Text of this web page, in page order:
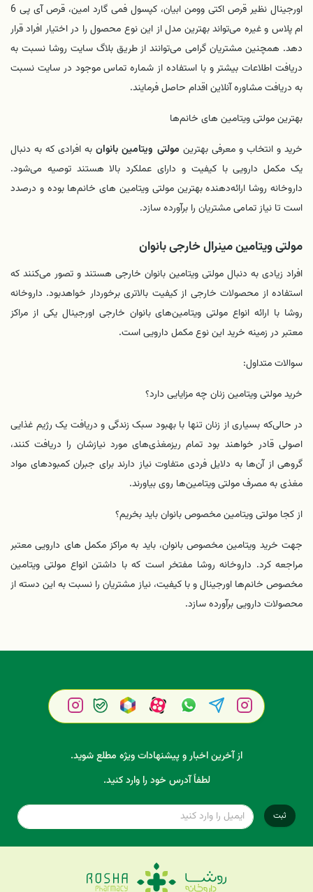
اورجینال نظیر قرص اکتی وومن ابیان، کپسول فمی گارد امین، قرص آی پی 6
ام پلاس و غیره می‌تواند بهترین مدل از این نوع محصول را در اختیار افراد قرار
دهد. همچنین مشتریان گرامی می‌توانند از طریق بلاگ سایت روشا نسبت به
دریافت اطلاعات بیشتر و با استفاده از شماره تماس موجود در سایت نسبت
به دریافت مشاوره آنلاین اقدام حاصل فرمایند.
بهترین مولتی‌ ویتامین‌ های خانم‌ها
خرید و انتخاب و معرفی بهترین مولتی ویتامین بانوانبه افرادی که به دنبال
یک مکمل دارویی با کیفیت و دارای عملکرد بالا هستند توصیه می‌شود.
داروخانه روشا ارائه‌دهنده بهترین مولتی‌ ویتامین‌ های خانم‌ها بوده و درصدد
است تا نیاز تمامی مشتریان را برآورده سازد.
مولتی ویتامین مینرال خارجی بانوان
افراد زیادی به دنبال مولتی‌ ویتامین بانوان خارجی هستند و تصور می‌کنند که
استفاده از محصولات خارجی از کیفیت بالاتری برخوردار خواهدبود. داروخانه
روشا با ارائه انواع مولتی‌ ویتامین‌های بانوان خارجی اورجینال یکی از مراکز
معتبر در زمینه خرید این نوع مکمل دارویی است.
سوالات متداول:
خریدمولتی ویتامین زنان چه مزایایی دارد؟
در حالی‌که بسیاری از زنان تنها با بهبود سبک زندگی و دریافت یک رژیم غذایی
اصولی قادر خواهند بود تمام ریزمغذی‌های مورد نیازشان را دریافت کنند،
گروهی از آن‌ها به دلایل فردی متفاوت نیاز دارند برای جبران کمبودهای مواد
مغذی به مصرف مولتی ویتامین‌ها روی بیاورند.
از کجا مولتی ویتامین مخصوص بانوان باید بخریم؟
جهت خرید ویتامین مخصوص بانوان، باید به مراکز مکمل‌ های دارویی معتبر
مراجعه کرد. داروخانه روشا مفتخر است که با داشتن انواع مولتی‌ ویتامین
مخصوص خانم‌ها اورجینال و با کیفیت، نیاز مشتریان را نسبت به این دسته از
محصولات دارویی برآورده سازد.
از آخرین اخبار و پیشنهادات ویژه مطلع شوید.
لطفاً آدرس خود را وارد کنید.
ثبت